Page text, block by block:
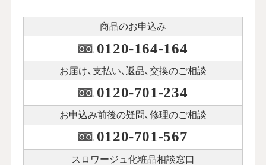
商品のお申込み
0120-164-164
お届け､支払い､ 返品､交換のご相談
0120-701-234
お申込み前後の疑問､修理のご相談
0120-701-567
スロワージュ化粧品相談窓口